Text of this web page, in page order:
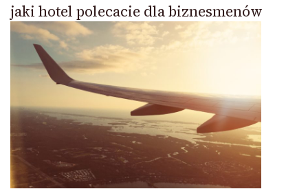
jaki hotel polecacie dla biznesmenów